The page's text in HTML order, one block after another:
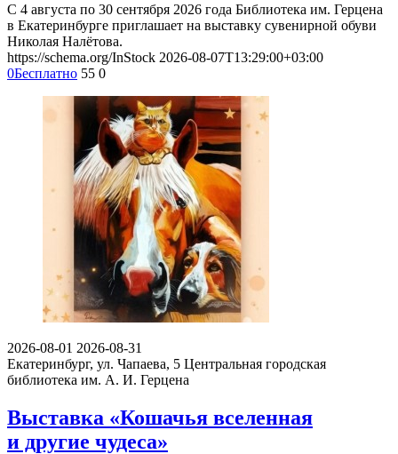
С 4 августа по 30 сентября 2026 года Библиотека им. Герцена
в Екатеринбурге приглашает на выставку сувенирной обуви
Николая Налётова.
https://schema.org/InStock 2026-08-07T13:29:00+03:00
0Бесплатно 55 0
2026-08-01 2026-08-31
Екатеринбург, ул. Чапаева, 5 Центральная городская
библиотека им. А. И. Герцена
Выставка «Кошачья вселенная
и другие чудеса»